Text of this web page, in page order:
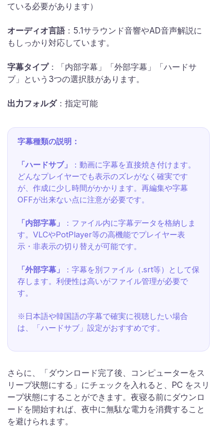
ている必要があります）
オーディオ言語：5.1サラウンド音響やAD音声解説に
もしっかり対応しています。
字幕タイプ：「内部字幕」「外部字幕」「ハードサ
ブ」という3つの選択肢があります。
出力フォルダ：指定可能
字幕種類の説明：
「ハードサブ」
：動画に字幕を直接焼き付けます。
どんなプレイヤーでも表示のズレがなく確実です
が、作成に少し時間がかかります。再編集や字幕
OFFが出来ない点に注意が必要です。
「内部字幕」
：ファイル内に字幕データを格納しま
す。VLCやPotPlayer等の高機能でプレイヤー表
示・非表示の切り替えが可能です。
「外部字幕」
：字幕を別ファイル（.srt等）として保
存します。利便性は高いがファイル管理が必要で
す。
※日本語や韓国語の字幕で確実に視聴したい場合
は、「ハードサブ」設定がおすすめです。
さらに、「ダウンロード完了後、コンピューターをス
リープ状態にする」にチェックを入れると、PC をスリ
ープ状態にすることができます。夜寝る前にダウンロ
ードを開始すれば、夜中に無駄な電力を消費すること
を避けられます。